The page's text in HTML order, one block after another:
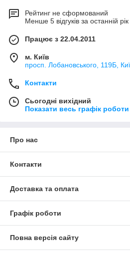
Рейтинг не сформований
Менше 5 відгуків за останній рік
Працює з 22.04.2011
м. Київ
просп. Лобановського, 119Б,
Контакти
Сьогодні вихідний
Показати весь графік роботи
Про нас
Контакти
Доставка та оплата
Графік роботи
Повна версія сайту